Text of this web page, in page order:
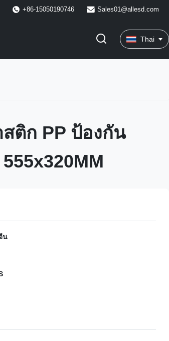
+86-15050190746 Sales01@allesd.com
Thai
ติก PP ป้องกัน
น